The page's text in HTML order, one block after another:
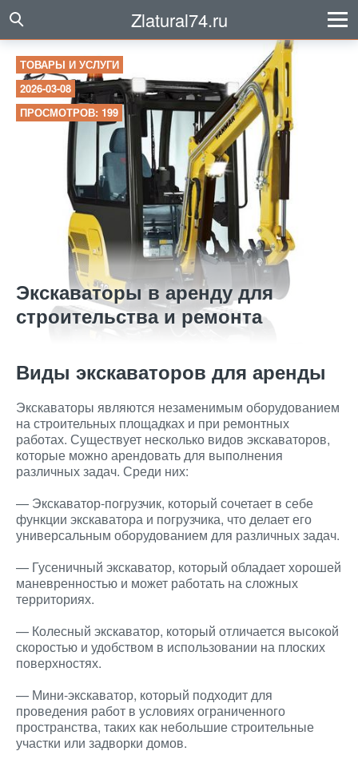
Zlatural74.ru
ТОВАРЫ И УСЛУГИ
2026-03-08
ПРОСМОТРОВ: 199
Экскаваторы в аренду для
строительства и ремонта
Виды экскаваторов для аренды
Экскаваторы являются незаменимым оборудованием
на строительных площадках и при ремонтных
работах. Существует несколько видов экскаваторов,
которые можно арендовать для выполнения
различных задач. Среди них:
— Экскаватор-погрузчик, который сочетает в себе
функции экскаватора и погрузчика, что делает его
универсальным оборудованием для различных задач.
— Гусеничный экскаватор, который обладает хорошей
маневренностью и может работать на сложных
территориях.
— Колесный экскаватор, который отличается высокой
скоростью и удобством в использовании на плоских
поверхностях.
— Мини-экскаватор, который подходит для
проведения работ в условиях ограниченного
пространства, таких как небольшие строительные
участки или задворки домов.